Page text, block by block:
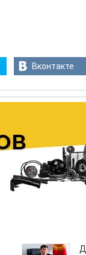
Вконтакте